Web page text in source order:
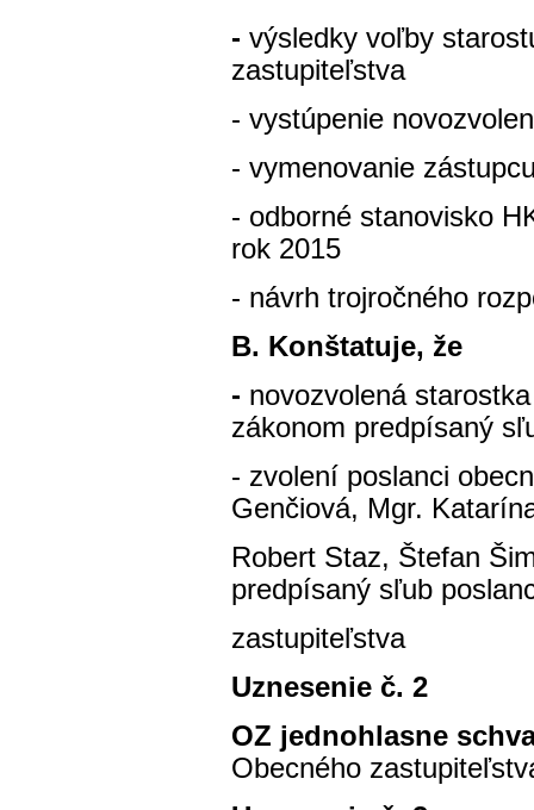
-výsledky voľby
zastupiteľstva
- vystúpenie
- vymenovanie
- odborné stanovisko
rok 2015
- návrh trojročného
B. Konštatuje, že
- novozvolená
zákonom predpísaný
- zvolení poslanci
Genčiová, Mgr.
Robert Staz, Štefan
predpísaný sľub
zastupiteľstva
Uznesenie č. 2
OZ jednohlasne
Obecného